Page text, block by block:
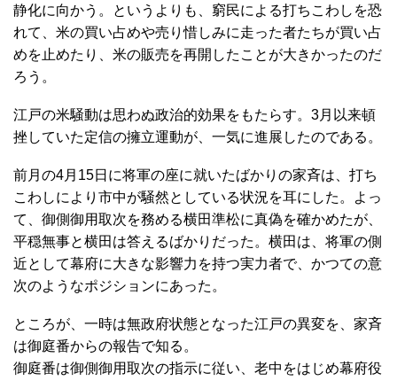
静化に向かう。というよりも、窮民による打ちこわしを恐
れて、米の買い占めや売り惜しみに走った者たちが買い占
めを止めたり、米の販売を再開したことが大きかったのだ
ろう。
江戸の米騒動は思わぬ政治的効果をもたらす。3月以来頓
挫していた定信の擁立運動が、一気に進展したのである。
前月の4月15日に将軍の座に就いたばかりの家斉は、打ち
こわしにより市中が騒然としている状況を耳にした。よっ
て、御側御用取次を務める横田準松に真偽を確かめたが、
平穏無事と横田は答えるばかりだった。横田は、将軍の側
近として幕府に大きな影響力を持つ実力者で、かつての意
次のようなポジションにあった。
ところが、一時は無政府状態となった江戸の異変を、家斉
は御庭番からの報告で知る。
御庭番は御側御用取次の指示に従い、老中をはじめ幕府役